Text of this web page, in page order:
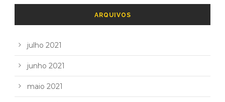
ARQUIVOS
julho 2021
junho 2021
maio 2021